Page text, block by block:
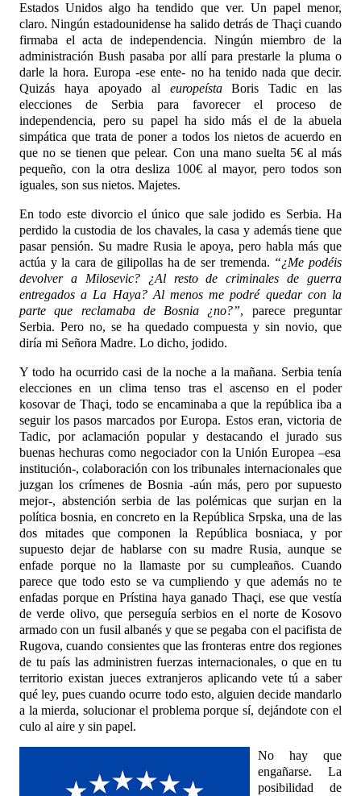
Estados Unidos algo ha tendido que ver. Un papel menor,
claro. Ningún estadounidense ha salido detrás de Thaçi cuando
firmaba el acta de independencia. Ningún miembro de la
administración Bush pasaba por allí para prestarle la pluma o
darle la hora. Europa -ese ente- no ha tenido nada que decir.
Quizás haya apoyado al europeístaBoris Tadic en las
elecciones de Serbia para favorecer el proceso de
independencia, pero su papel ha sido más el de la abuela
simpática que trata de poner a todos los nietos de acuerdo en
que no se tienen que pelear. Con una mano suelta 5€ al más
pequeño, con la otra desliza 100€ al mayor, pero todos son
iguales, son sus nietos. Majetes.
En todo este divorcio el único que sale jodido es Serbia. Ha
perdido la custodia de los chavales, la casa y además tiene que
pasar pensión. Su madre Rusia le apoya, pero habla más que
actúa y la cara de gilipollas ha de ser tremenda. “¿Me podéis
devolver a Milosevic? ¿Al resto de criminales de guerra
entregados a La Haya? Al menos me podréquedar con la
parte que reclamaba de Bosnia ¿no?”, parece preguntar
Serbia. Pero no, se ha quedado compuesta y sin novio, que
diría mi Señora Madre. Lo dicho, jodido.
Y todo ha ocurrido casi de lanoche a la mañana. Serbia tenía
elecciones en un clima tenso tras el ascenso en el poder
kosovar de Thaçi, todo se encaminaba a que la república iba a
seguir los pasos marcados por Europa. Estos eran, victoria de
Tadic, por aclamación popular y destacando el jurado sus
buenas hechuras como negociador con la Unión Europea –esa
institución-, colaboración con los tribunales internacionales que
juzgan los crímenes de Bosnia -aún más, pero por supuesto
mejor-, abstención serbia de las polémicas que surjan en la
política bosnia, en concreto en la República Srpska, una de las
dos mitades que componen la República bosniaca, y por
supuesto dejar de hablarse con su madre Rusia, aunque se
enfade porque no la llamaste por su cumpleaños. Cuando
parece que todo esto se va cumpliendo y que además no te
enfadas porque en Prístina haya ganado Thaçi, ese que vestía
de verde olivo, que perseguía serbios en el norte de Kosovo
armado con un fusil albanés y que se pegaba con el pacifista de
Rugova, cuando consientes que las fronteras entre dos regiones
de tu país las administren fuerzas internacionales, o que en tu
territorio existan jueces extranjeros aplicando vete tú a saber
qué ley, pues cuando ocurre todo esto, alguien decide mandarlo
a la mierda, solucionar el problema porque sí, dejándote con el
culo al aire y sin papel.
No hay que
engañarse. La
posibilidad de